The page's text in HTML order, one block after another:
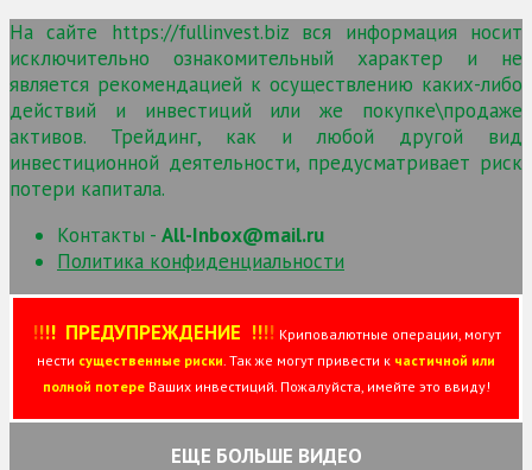
На сайте https://fullinvest.biz вся информация носит
исключительно ознакомительный характер и не
является рекомендацией к осуществлению каких-либо
действий и инвестиций или же покупке\продаже
активов. Трейдинг, как и любой другой вид
инвестиционной деятельности, предусматривает риск
потери капитала.
Контакты - All-Inbox@mail.ru
Политика конфиденциальности
!!!!ПРЕДУПРЕЖДЕНИЕ !!!! Криповалютные операции, могут
нести существенные риски . Так же могут привести к частичной или
полной потереВаших инвестиций. Пожалуйста, имейте это ввиду!
ЕЩЕ БОЛЬШЕ ВИДЕО